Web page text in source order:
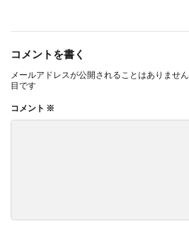
コメントを書く
メールアドレスが公開されることはありません
目です
コメント ※